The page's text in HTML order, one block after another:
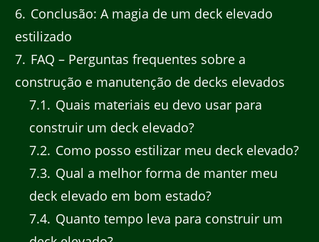
6 Conclusão: A magia de um deck elevado
estilizado
7 FAQ – Perguntas frequentes sobre a
construção e manutenção de decks elevados
7.1
Quais materiais eu devo usar para
construir um deck elevado?
7.2 Como posso estilizar meu deck elevado?
7.3 Qual a melhor forma de manter meu
deck elevado em bom estado?
7.4 Quanto tempo leva para construir um